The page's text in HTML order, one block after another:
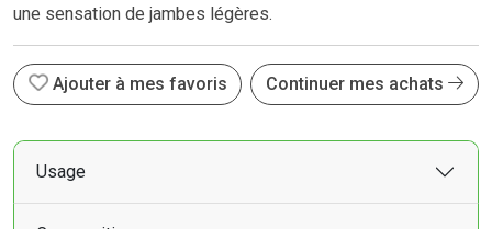
une sensation de jambes légères.
Ajouter à mes favoris Continuer mes achats
Usage